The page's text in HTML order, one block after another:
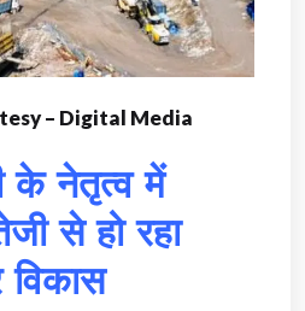
– Digital Media
के नेतृत्व में
से हो रहा